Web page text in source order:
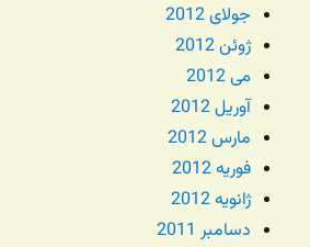
جولای 2012
ژوئن 2012
می 2012
آوریل 2012
مارس 2012
فوریه 2012
ژانویه 2012
دسامبر 2011